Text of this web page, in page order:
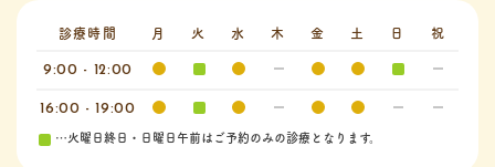
診療時間 月 火 水 木 金 土 日 祝
9:00 - 12:00
16:00 - 19:00
…火曜日終日・日曜日午前はご予約のみの診療となります。